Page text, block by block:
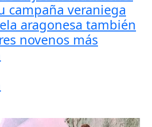
campaña veraniega
aragonesa también
novenos más